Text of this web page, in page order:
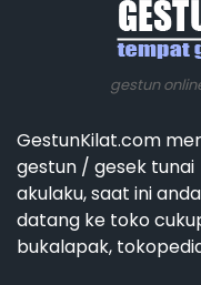
gestun
GestunKilat.com
gestun / gesek
akulaku, saat ini
datang ke toko
bukalapak,